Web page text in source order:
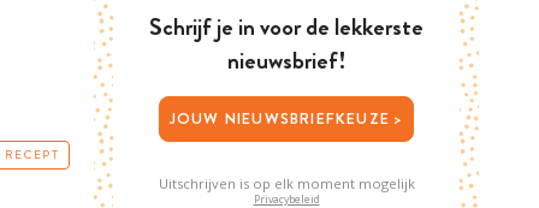
Schrijf je in voor de lekkerste
nieuwsbrief!
JOUW NIEUWSBRIEFKEUZE >
Uitschrijven is op elk moment mogelijk
Privacybeleid